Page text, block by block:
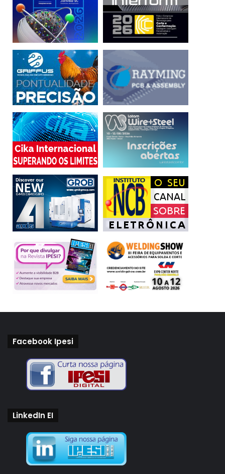
desempenho e segurança. A conformidade com normas
Ansi é exigida com bastante frequência nos contratos de
fornecimento.
Conhecida também como National Electrical Code (NEC) a
norma NFPA 70 (National Fire Protection Association) é
amplamente adotada nos Estados Unidos e regula com
exatidão a instalação de sistemas elétricos.
Já a Nema (National Electrical Manufacturers Association)
estabelece padrões para conectores e outros
equipamentos elétricos, com o objetivo de garantir
compatibilidade e performance dos dispositivos.
Por fim a Osha (Occupational Safety and Health
Administration) impõe que os produtos, como os
conectores elétricos, satisfaçam a normas de segurança
Nas suas certificações e padrões, os norte-americanos,
que se caracterizam por possuir regramentos rigorosos,
também adotam até referências estrangeiras como a CSA
adaptação dos produtos e processos.
Facebook Ipesi
LinkedIn EI